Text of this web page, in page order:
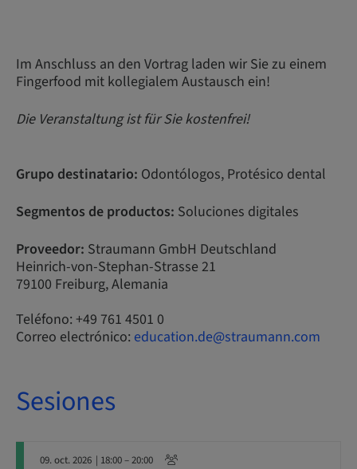
Im Anschluss an den Vortrag laden wir Sie zu einem
Fingerfood mit kollegialem Austausch ein!
Die Veranstaltung ist für Sie kostenfrei!
Grupo destinatario: Odontólogos, Protésico dental
Segmentos de productos: Soluciones digitales
Proveedor: Straumann GmbH Deutschland
Heinrich-von-Stephan-Strasse 21
79100 Freiburg, Alemania
Teléfono: +49 761 4501 0
Correo electrónico: education.de@straumann.com
Sesiones
09. oct. 2026 | 18:00 – 20:00